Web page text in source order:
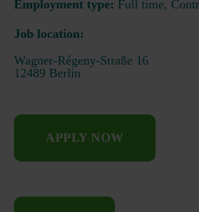
Employment type: Full time,
Job location:
Wagner-Régeny-Straße 16
12489 Berlin
APPLY NOW